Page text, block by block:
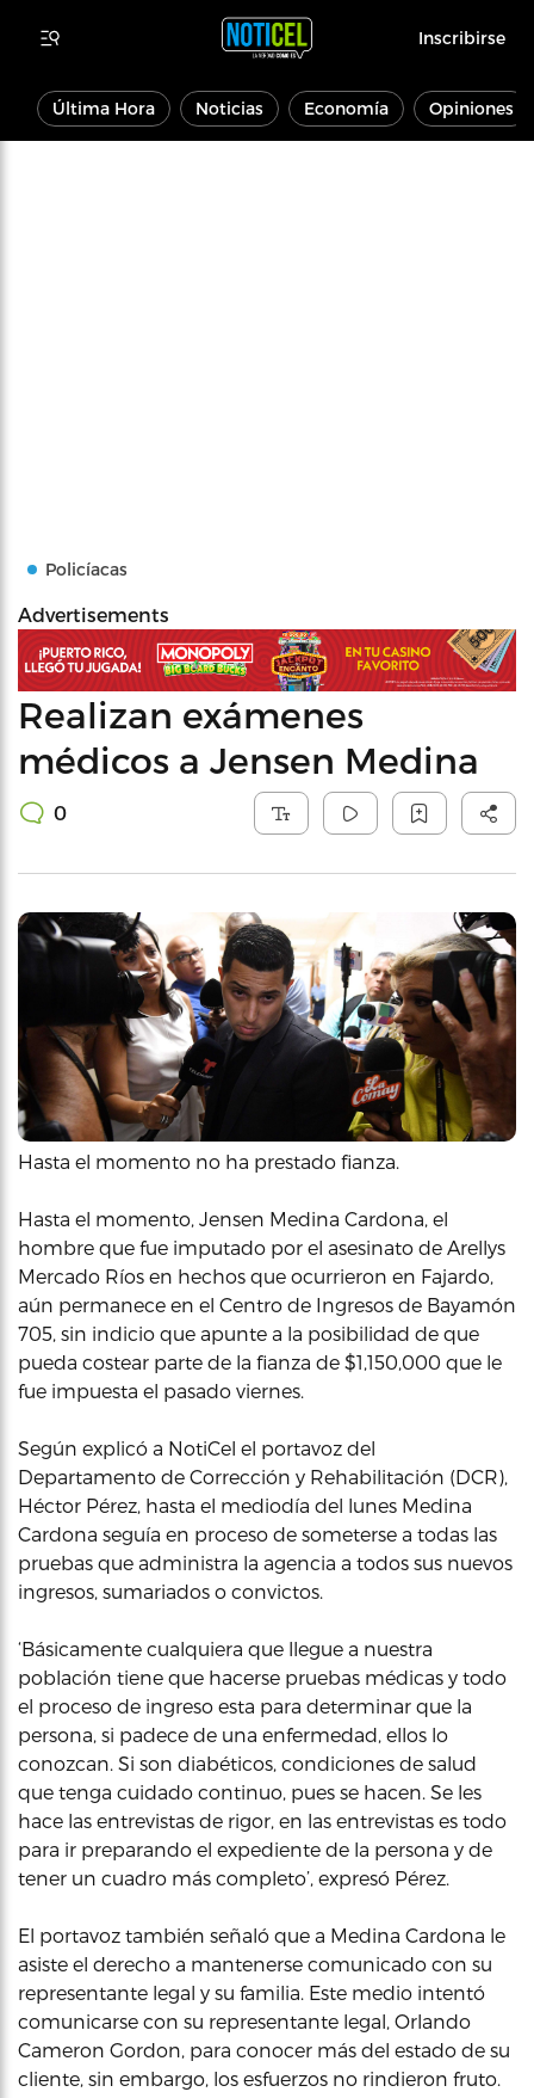
Inscribirse
Última Hora Noticias Economía Opiniones
Policíacas
Advertisements
Realizan exámenes
médicos a Jensen Medina
0
Hasta el momento no ha prestado fianza.
Hasta el momento, Jensen Medina Cardona, el
hombre que fue imputado por el asesinato de Arellys
Mercado Ríos en hechos que ocurrieron en Fajardo,
aún permanece en el Centro de Ingresos de Bayamón
705, sin indicio que apunte a la posibilidad de que
pueda costear parte de la fianza de $1,150,000 que le
fue impuesta el pasado viernes.
Según explicó a NotiCel el portavoz del
Departamento de Corrección y Rehabilitación (DCR),
Héctor Pérez, hasta el mediodía del lunes Medina
Cardona seguía en proceso de someterse a todas las
pruebas que administra la agencia a todos sus nuevos
ingresos, sumariados o convictos.
‘Básicamente cualquiera que llegue a nuestra
población tiene que hacerse pruebas médicas y todo
el proceso de ingreso esta para determinar que la
persona, si padece de una enfermedad, ellos lo
conozcan. Si son diabéticos, condiciones de salud
que tenga cuidado continuo, pues se hacen. Se les
hace las entrevistas de rigor, en las entrevistas es todo
para ir preparando el expediente de la persona y de
tener un cuadro más completo’, expresó Pérez.
El portavoz también señaló que a Medina Cardona le
asiste el derecho a mantenerse comunicado con su
representante legal y su familia. Este medio intentó
comunicarse con su representante legal, Orlando
Cameron Gordon, para conocer más del estado de su
cliente, sin embargo, los esfuerzos no rindieron fruto.